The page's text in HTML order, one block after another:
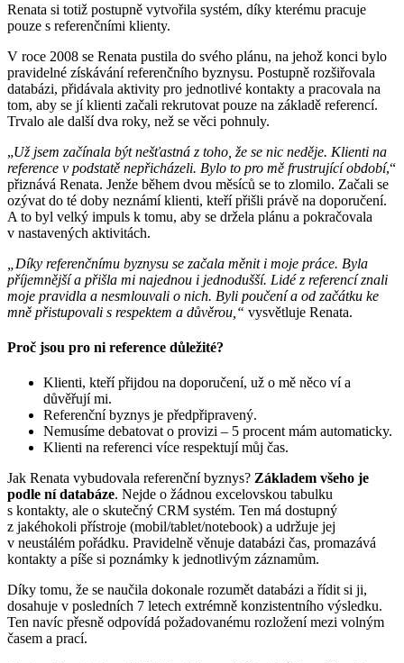
Renata si totiž postupně vytvořila systém, díky kterému pracuje
pouze s referenčními klienty.
V roce 2008 se Renata pustila do svého plánu, na jehož konci bylo
pravidelné získávání referenčního byznysu. Postupně rozšiřovala
databázi, přidávala aktivity pro jednotlivé kontakty a pracovala na
tom, aby se jí klienti začali rekrutovat pouze na základě referencí.
Trvalo ale další dva roky, než se věci pohnuly.
„Už jsem začínala být nešťastná z toho, že se nic neděje. Klienti na
reference v podstatě nepřicházeli. Bylo to pro mě frustrující období,“
přiznává Renata. Jenže během dvou měsíců se to zlomilo. Začali se
ozývat do té doby neznámí klienti, kteří přišli právě na doporučení.
A to byl velký impuls k tomu, aby se držela plánu a pokračovala
v nastavených aktivitách.
„Díky referenčnímu byznysu se začala měnit i moje práce. Byla
příjemnější a přišla mi najednou i jednodušší. Lidé z referencí znali
moje pravidla a nesmlouvali o nich. Byli poučení a od začátku ke
mně přistupovali s respektem a důvěrou,“ vysvětluje Renata.
Proč jsou pro ni reference důležité?
Klienti, kteří přijdou na doporučení, už o mě něco ví a
důvěřují mi.
Referenční byznys je předpřipravený.
Nemusíme debatovat o provizi – 5 procent mám automaticky.
Klienti na referenci více respektují můj čas.
Jak Renata vybudovala referenční byznys? Základem všeho je
podle ní databáze. Nejde o žádnou excelovskou tabulku
s kontakty, ale o skutečný CRM systém. Ten má dostupný
z jakéhokoli přístroje (mobil/tablet/notebook) a udržuje jej
v neustálém pořádku. Pravidelně věnuje databázi čas, promazává
kontakty a píše si poznámky k jednotlivým záznamům.
Díky tomu, že se naučila dokonale rozumět databázi a řídit si ji,
dosahuje v posledních 7 letech extrémně konzistentního výsledku.
Ten navíc přesně odpovídá požadovanému rozložení mezi volným
časem a prací.